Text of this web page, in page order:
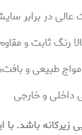
عالی در برابر
رنگ ثابت و
طبیعی و
داخلی و خارجی
زیرکانه باشد.